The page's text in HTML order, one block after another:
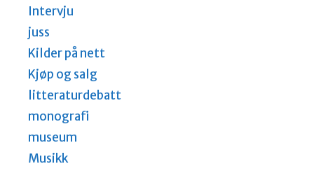
Intervju
juss
Kilder på nett
Kjøp og salg
litteraturdebatt
monografi
museum
Musikk